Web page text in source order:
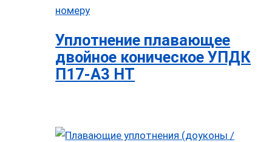
Уплотнение плавающее
двойное коническое УПДК
П17-А3 НТ